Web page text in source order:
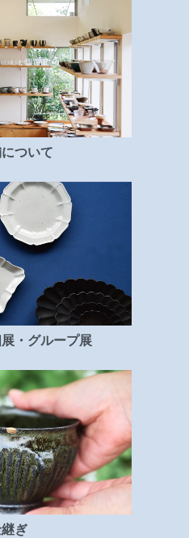
ついて
・グループ展
ぎ